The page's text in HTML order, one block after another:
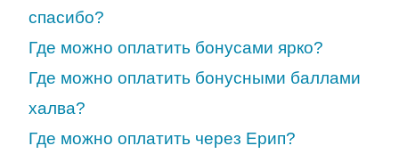
спасибо?
Где можно оплатить бонусами ярко?
Где можно оплатить бонусными баллами
халва?
Где можно оплатить через Ерип?